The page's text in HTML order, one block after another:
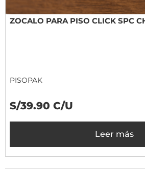
ZOCALO PARA PISO CLICK SPC
PISOPAK
S/39.90 C/U
Leer más